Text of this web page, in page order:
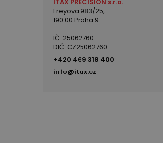
ITAX PRECISION s.r.o.
Freyova 983/25,
190 00 Praha 9
IČ: 25062760
DIČ: CZ25062760
+420 469 318 400
info@itax.cz